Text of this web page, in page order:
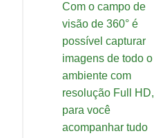
Com o campo de
visão de 360° é
possível capturar
imagens de todo o
ambiente com
resolução Full HD,
para você
acompanhar tudo